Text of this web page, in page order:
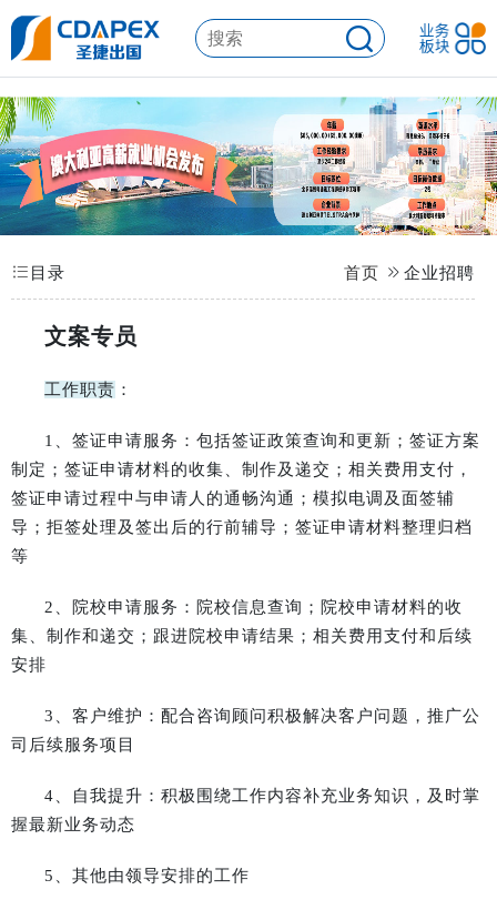
目录 首页 企业招聘
文案专员
工作职责 ：
1、签证申请服务：包括签证政策查询和更新；签证方案
制定；签证申请材料的收集、制作及递交；相关费用支付，
签证申请过程中与申请人的通畅沟通；模拟电调及面签辅
导；拒签处理及签出后的行前辅导；签证申请材料整理归档
等
2、院校申请服务：院校信息查询；院校申请材料的收
集、制作和递交；跟进院校申请结果；相关费用支付和后续
安排
3、客户维护：配合咨询顾问积极解决客户问题，推广公
司后续服务项目
4、自我提升：积极围绕工作内容补充业务知识，及时掌
握最新业务动态
5、其他由领导安排的工作